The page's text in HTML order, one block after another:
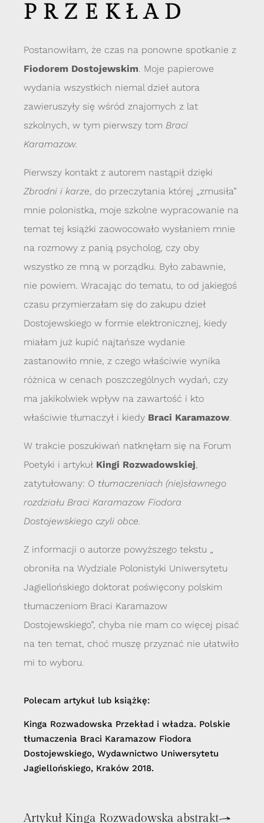
PRZEKŁAD
Postanowiłam, że czas na ponowne spotkanie z
Fiodorem Dostojewskim. Moje papierowe
wydania wszystkich niemal dzieł autora
zawieruszyły się wśród znajomych z lat
szkolnych, w tym pierwszy tom Braci
Karamazow.
Pierwszy kontakt z autorem nastąpił dzięki
Zbrodni i karze, do przeczytania której „zmusiła”
mnie polonistka, moje szkolne wypracowanie na
temat tej książki zaowocowało wysłaniem mnie
na rozmowy z panią psycholog, czy oby
wszystko ze mną w porządku. Było zabawnie,
nie powiem. Wracając do tematu, to od jakiegoś
czasu przymierzałam się do zakupu dzieł
Dostojewskiego w formie elektronicznej, kiedy
miałam już kupić najtańsze wydanie
zastanowiło mnie, z czego właściwie wynika
różnica w cenach poszczególnych wydań, czy
ma jakikolwiek wpływ na zawartość i kto
właściwie tłumaczył i kiedy Braci Karamazow.
W trakcie poszukiwań natknęłam się na Forum
Poetyki i artykuł Kingi Rozwadowskiej,
zatytułowany: O tłumaczeniach (nie)sławnego
rozdziału Braci Karamazow Fiodora
Dostojewskiego czyli obce.
Z informacji o autorze powyższego tekstu „
obroniła na Wydziale Polonistyki Uniwersytetu
Jagiellońskiego doktorat poświęcony polskim
tłumaczeniom Braci Karamazow
Dostojewskiego”, chyba nie mam co więcej pisać
na ten temat, choć muszę przyznać nie ułatwiło
mi to wyboru.
Polecam artykuł lub książkę:
Kinga Rozwadowska Przekład i władza. Polskie
tłumaczenia Braci Karamazow Fiodora
Dostojewskiego, Wydawnictwo Uniwersytetu
Jagiellońskiego, Kraków 2018.
Artykuł Kinga Rozwadowska abstrakt